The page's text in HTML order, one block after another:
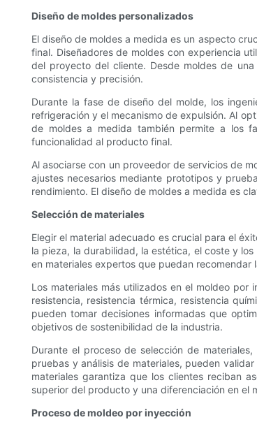
Diseño de moldes personalizados
El diseño de moldes a medida es un aspecto
final. Diseñadores de moldes con experiencia
del proyecto del cliente. Desde moldes de
consistencia y precisión.
Durante la fase de diseño del molde, los
refrigeración y el mecanismo de expulsión. Al
de moldes a medida también permite a los
funcionalidad al producto final.
Al asociarse con un proveedor de servicios de
ajustes necesarios mediante prototipos y
rendimiento. El diseño de moldes a medida es
Selección de materiales
Elegir el material adecuado es crucial para el
la pieza, la durabilidad, la estética, el coste y
en materiales expertos que puedan
Los materiales más utilizados en el moldeo
resistencia, resistencia térmica, resistencia
pueden tomar decisiones informadas que
objetivos de sostenibilidad de la industria.
Durante el proceso de selección de
pruebas y análisis de materiales, pueden
materiales garantiza que los clientes reciban
superior del producto y una diferenciación en el
Proceso de moldeo por inyección